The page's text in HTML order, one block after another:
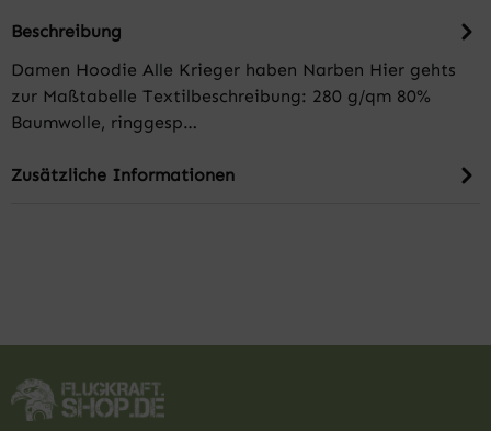
Beschreibung
Damen Hoodie Alle Krieger haben Narben Hier gehts
zur Maßtabelle Textilbeschreibung: 280 g/qm 80%
Baumwolle, ringgesp…
Zusätzliche Informationen